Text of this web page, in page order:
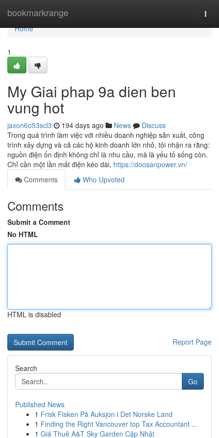
bookmarkrange
Home
Home
1
My Giai phap 9a dien ben
vung hot
jaxon6o53scl3 194 days ago News
Discuss
Trong quá trình làm việc với nhiều doanh nghiệp sản xuất, công
trình xây dựng và cả các hộ kinh doanh lớn nhỏ, tôi nhận ra rằng:
nguồn điện ổn định không chỉ là nhu cầu, mà là yếu tố sống còn.
Chỉ cần một lần mất điện kéo dài, https://doosanpower.vn/
Comments
Who Upvoted
Comments
Submit a Comment
No HTML
HTML is disabled
Report Page
Search
Go
Published News
1 Frisk Fisken På Auksjon i Det Norske Land
1 Finding the Right Vancouver top Tax Accountant ...
1 Giá Thuê A&T Sky Garden Cập Nhật